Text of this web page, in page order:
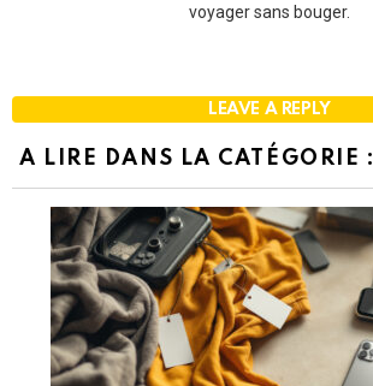
voyager sans bouger.
LEAVE A REPLY
A LIRE DANS LA CATÉGORIE :